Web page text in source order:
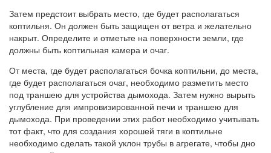
Затем предстоит выбрать место, где будет располагаться
коптильня. Он должен быть защищен от ветра и желательно
накрыт. Определите и отметьте на поверхности земли, где
должны быть коптильная камера и очаг.
От места, где будет располагаться бочка коптильни, до места,
где будет располагаться очаг, необходимо разметить место
под траншею для устройства дымохода. Затем нужно вырыть
углубление для импровизированной печи и траншею для
дымохода. При проведении этих работ необходимо учитывать
тот факт, что для создания хорошей тяги в коптильне
необходимо сделать такой уклон трубы в агрегате, чтобы дно